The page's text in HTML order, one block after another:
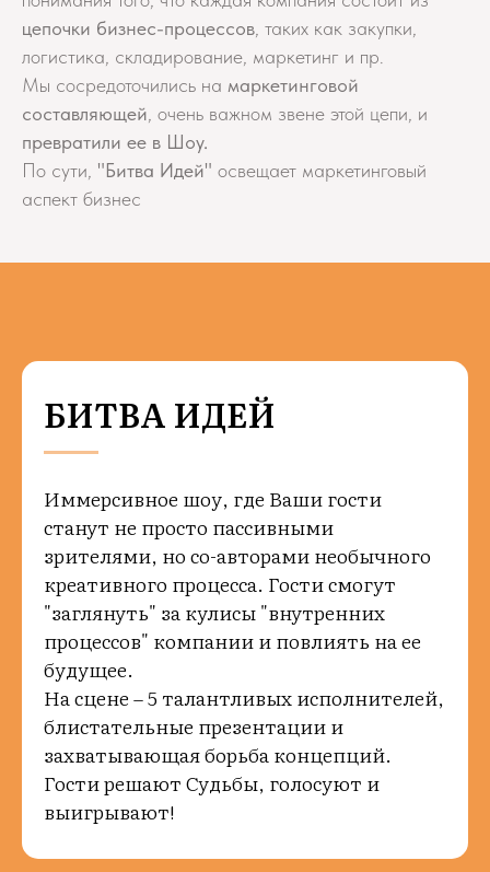
цепочки бизнес-процессов , таких как закупки,
логистика, складирование, маркетинг и пр.
Мы сосредоточились на маркетинговой
составляющей , очень важном звене этой цепи, и
превратили ее в Шоу.
По сути, "Битва Идей" освещает маркетинговый
аспект бизнес
БИТВА ИДЕЙ
Иммерсивное шоу, где Ваши гости
станут не просто пассивными
зрителями, но со-авторами необычного
креативного процесса. Гости смогут
"заглянуть" за кулисы "внутренних
процессов" компании и повлиять на ее
будущее.
На сцене – 5 талантливых исполнителей,
блистательные презентации и
захватывающая борьба концепций.
Гости решают Судьбы, голосуют и
выигрывают!